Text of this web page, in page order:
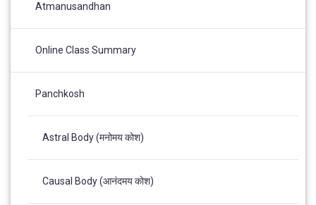
Atmanusandhan
Online Class Summary
Panchkosh
Astral Body (मनोमय कोश)
Causal Body (आनंदमय कोश)